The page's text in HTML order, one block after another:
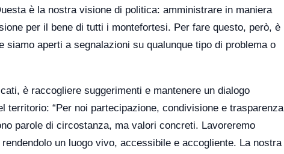
è la nostra visione di politica: amministrare in maniera
per il bene di tutti i montefortesi. Per fare questo, però, è
aperti a segnalazioni su qualunque tipo di problema o
è raccogliere suggerimenti e mantenere un dialogo
“Per noi partecipazione, condivisione e trasparenza
parole di circostanza, ma valori concreti. Lavoreremo
un luogo vivo, accessibile e accogliente. La nostra